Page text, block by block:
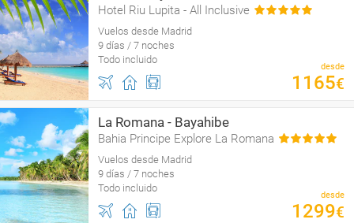
Hotel Riu Lupita - All Inclusive
Vuelos desde Madrid
9 días / 7 noches
Todo incluido
desde
1165€
La Romana - Bayahibe
Bahia Principe Explore La Romana
Vuelos desde Madrid
9 días / 7 noches
Todo incluido
desde
1299€